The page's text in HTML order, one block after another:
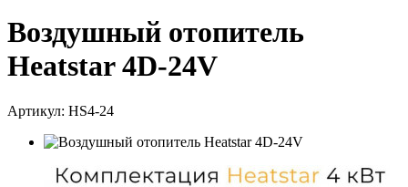
Воздушный отопитель
Heatstar 4D-24V
Артикул: HS4-24